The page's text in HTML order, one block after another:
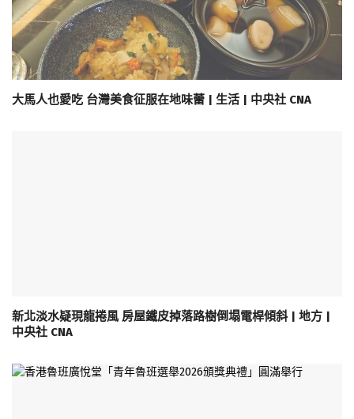
大馬人也愛吃 台灣美食征服在地味蕾 | 生活 | 中央社 CNA
新北淡水疑現龍捲風 房屋鐵皮掉落路樹倒塌電桿傾斜 | 地方 |
中央社 CNA